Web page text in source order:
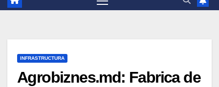
INFRASTRUCTURA
Agrobiznes.md: Fabrica de